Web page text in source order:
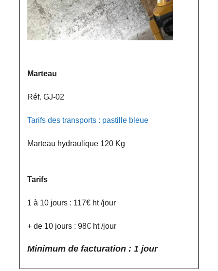
Marteau
Réf. GJ-02
Tarifs des transports : pastille bleue
Marteau hydraulique 120 Kg
Tarifs
1 à 10 jours : 117€ ht /jour
+ de 10 jours : 98€ ht /jour
Minimum de facturation : 1 jour